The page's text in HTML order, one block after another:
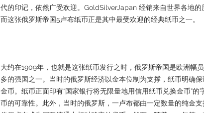
代的印记，依然广受欢迎。GoldSilverJapan 经销来自世界各地的
而这张俄罗斯帝国5卢布纸币正是其中最受欢迎的经典纸币之一。
大约在1909年，也就是这张纸币发行之时，俄罗斯帝国是欧洲幅
多的强国之一。当时的俄罗斯经济以金本位制为支撑，纸币明确
金币。纸币正面印有“国家银行将无限量地用信用纸币兑换金币”的
币的可靠性。此外，当时的俄罗斯，一卢布都由一定数量的纯金